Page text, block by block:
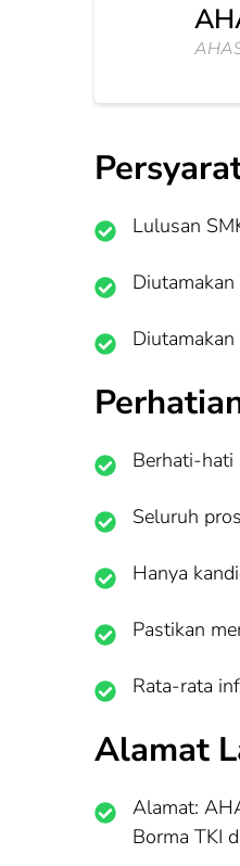
Lulusan
Berhati-hati
Seluruh
Hanya
Pastikan
Rata-rata
Alamat
Alamat:
Borma TKI